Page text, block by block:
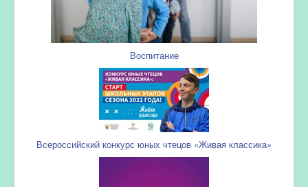
Воспитание
Всероссийский конкурс юных чтецов «Живая классика»